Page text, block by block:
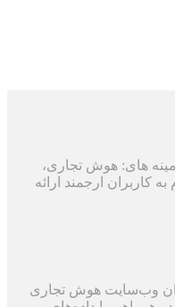
های: هوش تجاری،
به کاربران ارجمند ارائه
وب‌سایت هوش تجاری